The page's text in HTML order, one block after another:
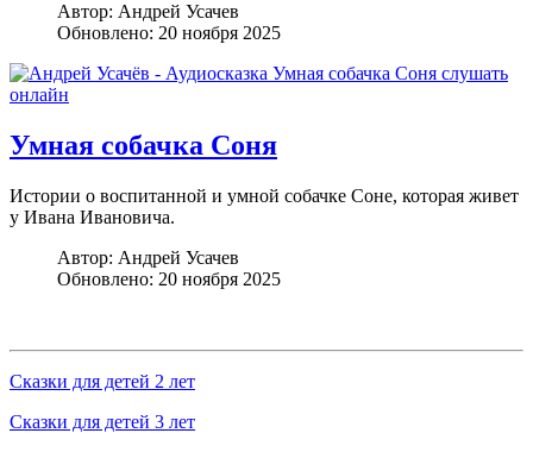
Автор: Андрей Усачев
Обновлено: 20 ноября 2025
Умная собачка Соня
Истории о воспитанной и умной собачке Соне, которая живет
у Ивана Ивановича.
Автор: Андрей Усачев
Обновлено: 20 ноября 2025
Сказки для детей 2 лет
Сказки для детей 3 лет